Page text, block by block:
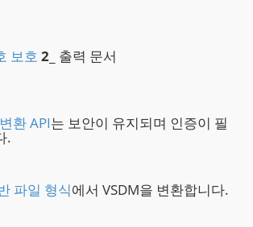
보호 2 _ 출력 문서
환 API는 보안이 유지되며 인증이 필
.
파일 형식에서 VSDM을 변환합니다.